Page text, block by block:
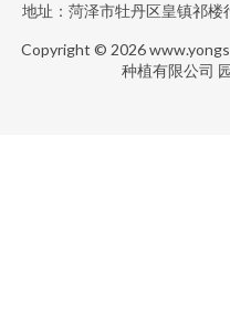
地址：菏泽市牡丹区皇镇祁
Copyright © 2026
种植有限公司